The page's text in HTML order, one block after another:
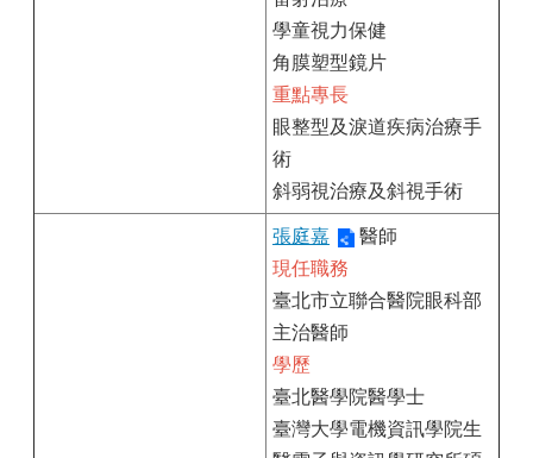
學童視力保健
角膜塑型鏡片
重點專長
眼整型及淚道疾病治療手
術
斜弱視治療及斜視手術
張庭嘉
醫師
現任職務
臺北市立聯合醫院眼科部
主治醫師
學歷
臺北醫學院醫學士
臺灣大學電機資訊學院生